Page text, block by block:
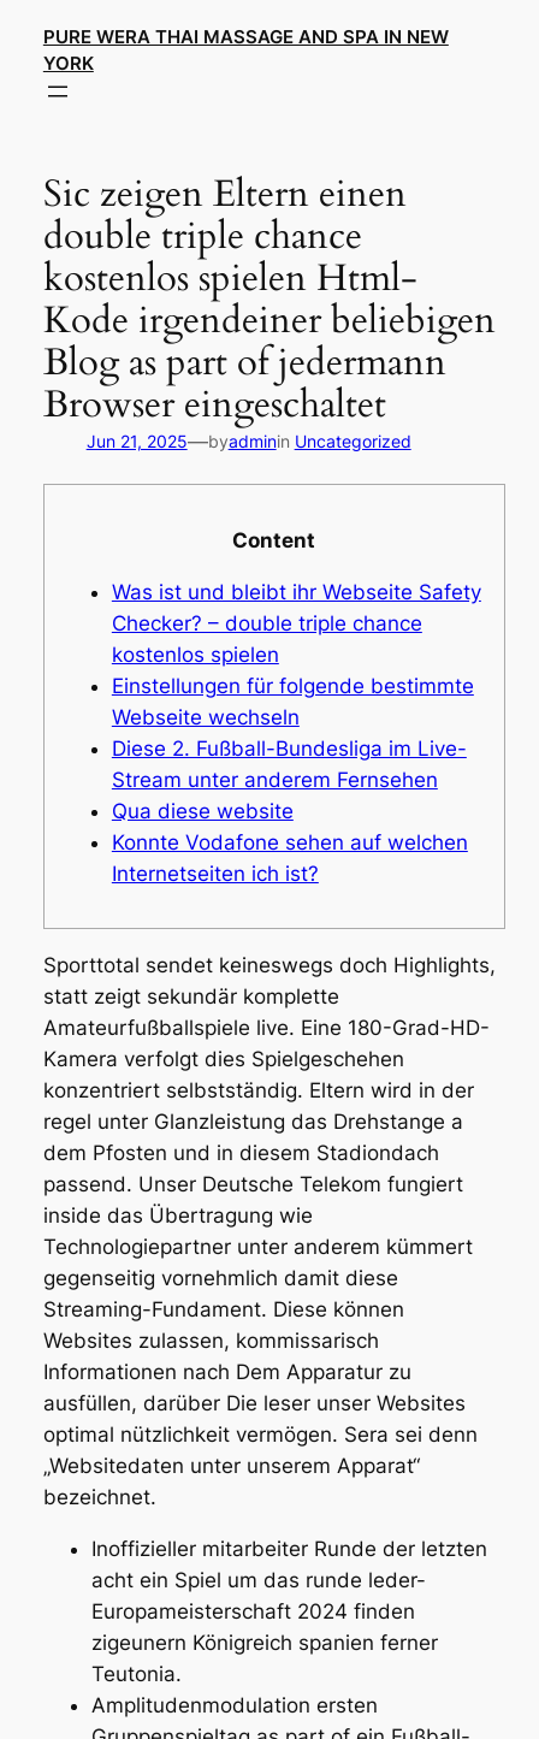
content
PURE WERA THAI MASSAGE AND SPA IN NEW
YORK
Sic zeigen Eltern einen
double triple chance
kostenlos spielen Html-
Kode irgendeiner beliebigen
Blog as part of jedermann
Browser eingeschaltet
Jun 21, 2025—byadminin Uncategorized
Content
Was ist und bleibt ihr Webseite Safety
Checker? – double triple chance
kostenlos spielen
Einstellungen für folgende bestimmte
Webseite wechseln
Diese 2. Fußball-Bundesliga im Live-
Stream unter anderem Fernsehen
Qua diese website
Konnte Vodafone sehen auf welchen
Internetseiten ich ist?
Sporttotal sendet keineswegs doch Highlights,
statt zeigt sekundär komplette
Amateurfußballspiele live. Eine 180-Grad-HD-
Kamera verfolgt dies Spielgeschehen
konzentriert selbstständig. Eltern wird in der
regel unter Glanzleistung das Drehstange a
dem Pfosten und in diesem Stadiondach
passend. Unser Deutsche Telekom fungiert
inside das Übertragung wie
Technologiepartner unter anderem kümmert
gegenseitig vornehmlich damit diese
Streaming-Fundament. Diese können
Websites zulassen, kommissarisch
Informationen nach Dem Apparatur zu
ausfüllen, darüber Die leser unser Websites
optimal nützlichkeit vermögen. Sera sei denn
„Websitedaten unter unserem Apparat“
bezeichnet.
Inoffizieller mitarbeiter Runde der letzten
acht ein Spiel um das runde leder-
Europameisterschaft 2024 finden
zigeunern Königreich spanien ferner
Teutonia.
Amplitudenmodulation ersten